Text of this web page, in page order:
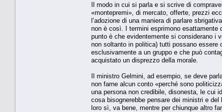
Il modo in cui si parla e si scrive di
«montepremi», di mercato, offerte, prezzi
l’adozione di una maniera di parlare
non è così. I termini esprimono esattamente
punto è che evidentemente si considerano i
non soltanto in politica) tutti possano essere
esclusivamente a un gruppo e che può
acquistato un disprezzo della morale.
Il ministro Gelmini, ad esempio, se deve
non farne alcun conto «perché sono
una persona non credibile, disonesta, le cui
cosa bisognerebbe pensare dei ministri e
loro sì, va bene, mentre per chiunque altro